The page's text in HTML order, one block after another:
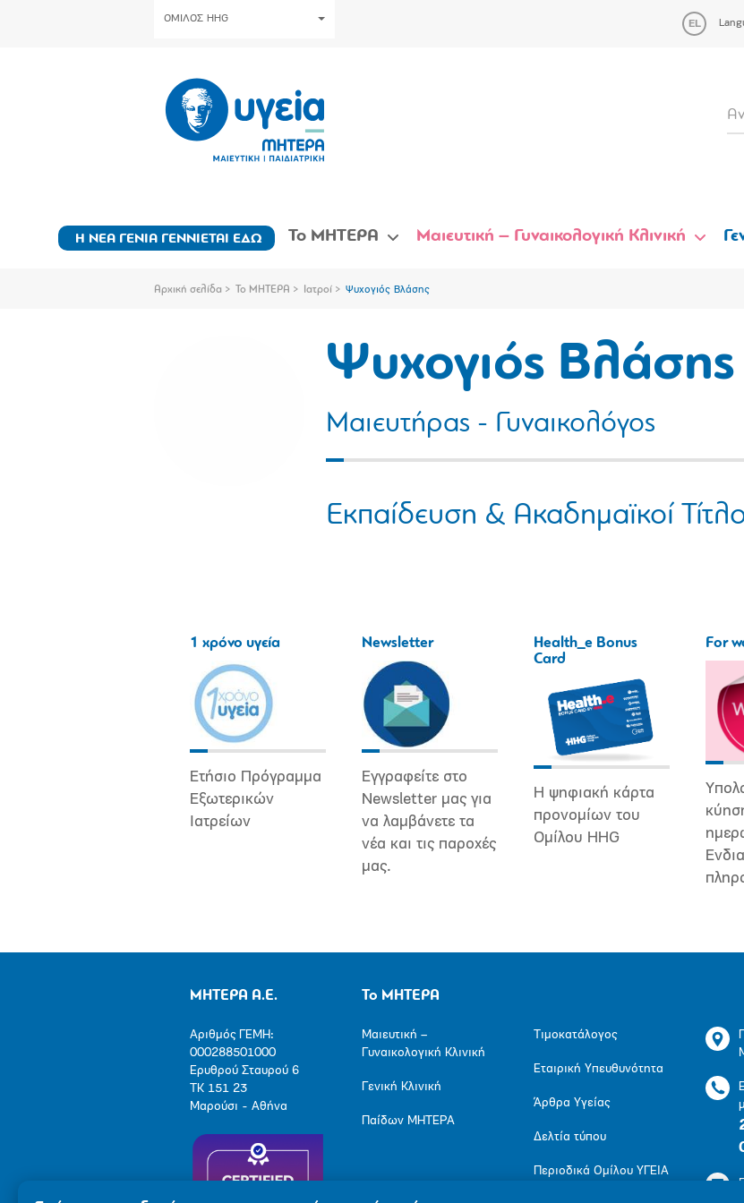
ΟΜΙΛΟΣ HHG
Η ΝΕΑ ΓΕΝΙΑ ΓΕΝΝΙΕΤΑΙ ΕΔΩ Το ΜΗΤΕΡΑ Μαιευτική – Γυναικολογική Κλινική
Αρχική σελίδα Το ΜΗΤΕΡΑ Ιατροί Ψυχογιός Βλάσης
Ψυχογιός Βλάσης
Μαιευτήρας - Γυναικολόγος
Εκπαίδευση & Ακαδημαϊκοί
1 χρόνο υγεία
Ετήσιο Πρόγραμμα
Εξωτερικών
Ιατρείων
Newsletter
Εγγραφείτε στο
Newsletter μας για
να λαμβάνετε τα
νέα και τις παροχές
μας.
Health_e Bonus
Card
Η ψηφιακή κάρτα
προνομίων του
Ομίλου HHG
For
ΜΗΤΕΡΑ Α.Ε.
Αριθμός ΓΕΜΗ:
000288501000
Ερυθρού Σταυρού 6
ΤΚ 151 23
Μαρούσι - Αθήνα
Το ΜΗΤΕΡΑ
Μαιευτική –
Γυναικολογική Κλινική
Γενική Κλινική
Παίδων ΜΗΤΕΡΑ
Τιμοκατάλογος
Εταιρική Υπευθυνότητα
Άρθρα Υγείας
Δελτία τύπου
Περιοδικά Ομίλου ΥΓΕΙΑ